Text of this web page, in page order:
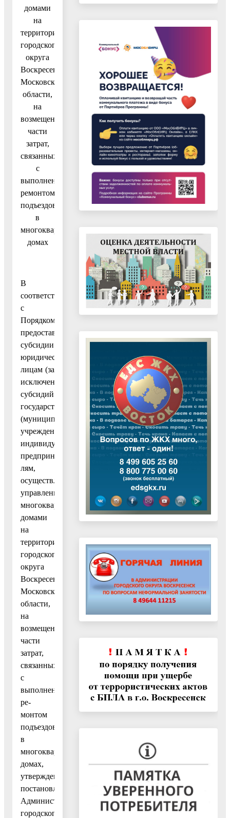
домами
на
территории
городского
округа
Воскресенск
Московской
области,
на
возмещение
части
затрат,
связанных
с
выполненным
ремонтом
подъездов
в
многоквартирных
домах
В
соответствии
с
Порядком
предоставления
субсидии
юридическим
лицам (за
исключением
субсидий
государственным
(муниципальным)
учреждениям),
индивидуальным
предпринимате-
лям,
осуществляющим
управление
многоквартирными
домами
на
территории
городского
округа
Воскресенск
Московской
области,
на
возмещение
части
затрат,
связанных
с
выполненным
ре-
монтом
подъездов
в
многоквартирных
домах,
утвержденным
постановлением
Администрации
городского